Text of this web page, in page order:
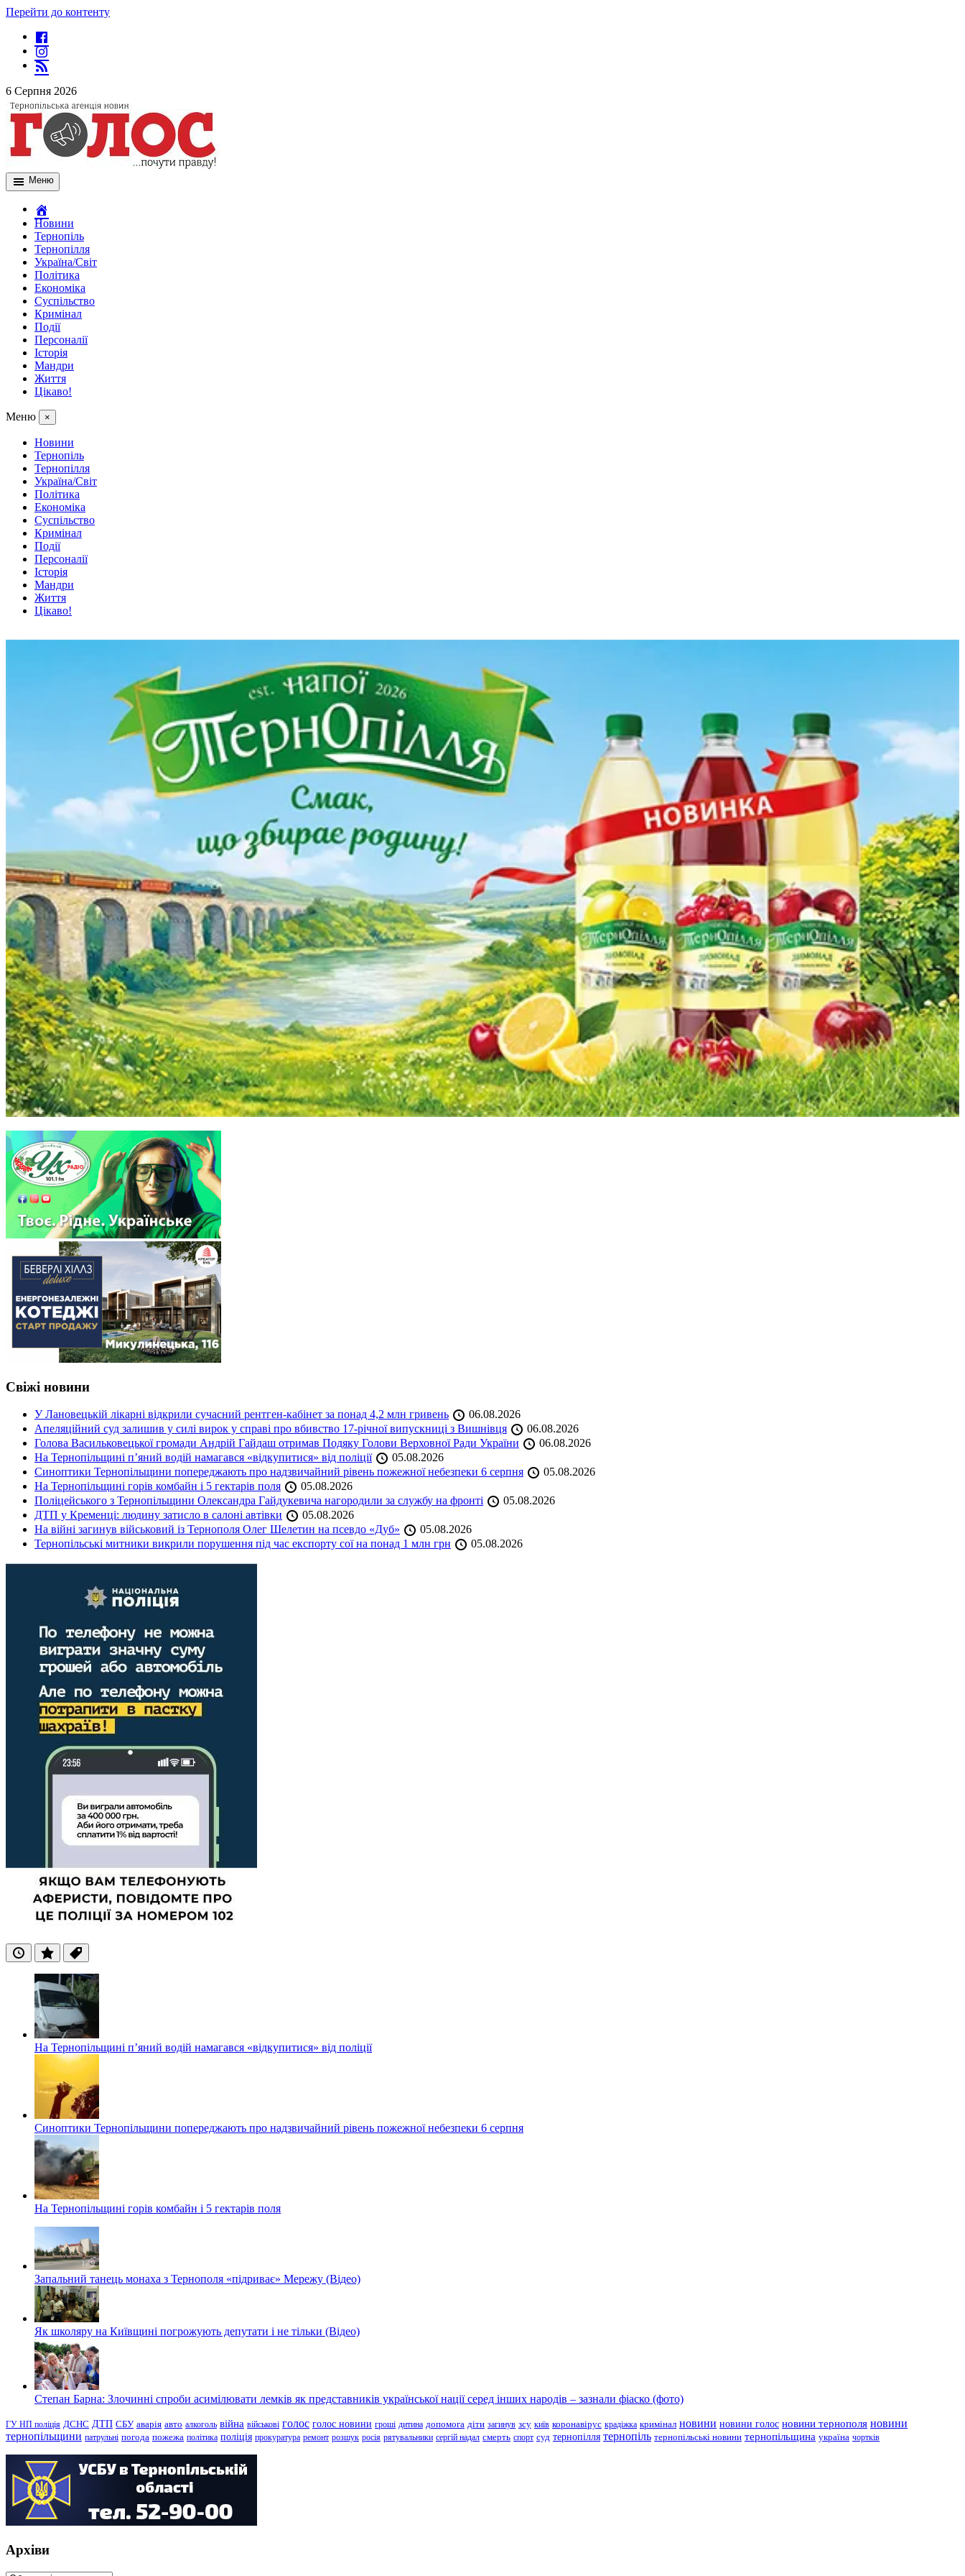
Перейти до контенту
6 Серпня 2026
Меню
Новини
Тернопіль
Тернопілля
Україна/Світ
Політика
Економіка
Суспільство
Кримінал
Події
Персоналії
Історія
Мандри
Життя
Цікаво!
Меню ×
Новини
Тернопіль
Тернопілля
Україна/Світ
Політика
Економіка
Суспільство
Кримінал
Події
Персоналії
Історія
Мандри
Життя
Цікаво!
Свіжі новини
У Лановецькій лікарні відкрили сучасний рентген-кабінет за понад 4,2 млн гривень
06.08.2026
Апеляційний суд залишив у силі вирок у справі про вбивство 17-річної випускниці з Вишнівця
06.08.2026
Голова Васильковецької громади Андрій Гайдаш отримав Подяку Голови Верховної Ради України
06.08.2026
На Тернопільщині п’яний водій намагався «відкупитися» від поліції
05.08.2026
Синоптики Тернопільщини попереджають про надзвичайний рівень пожежної небезпеки 6 серпня
05.08.2026
На Тернопільщині горів комбайн і 5 гектарів поля
05.08.2026
Поліцейського з Тернопільщини Олександра Гайдукевича нагородили за службу на фронті
05.08.2026
ДТП у Кременці: людину затисло в салоні автівки
05.08.2026
На війні загинув військовий із Тернополя Олег Шелетин на псевдо «Дуб»
05.08.2026
Тернопільські митники викрили порушення під час експорту сої на понад 1 млн грн
05.08.2026
ОстанніПопулярні
Теги
На Тернопільщині п’яний водій намагався «відкупитися» від поліції
Синоптики Тернопільщини попереджають про надзвичайний рівень пожежної небезпеки 6 серпня
На Тернопільщині горів комбайн і 5 гектарів поля
Запальний танець монаха з Тернополя «підриває» Мережу (Відео)
Як школяру на Київщині погрожують депутати і не тільки (Відео)
Степан Барна: Злочинні спроби асимілювати лемків як представників української нації серед інших народів – зазнали фіаско (фото)
ГУ НП поліція ДСНС ДТП СБУ аварія авто алкоголь війна військові голос голос новини гроші дитина допомога діти загинув зсу київ коронавірус крадіжка кримінал новини новини голос новини тернополя новини
тернопільщини патрульні погода пожежа політика поліція прокуратура ремонт розшук росія рятувальники сергій надал смерть спорт суд тернопілля тернопіль тернопільські новини тернопільщина україна чортків
Архіви